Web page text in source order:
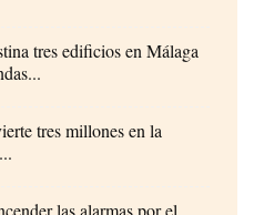
tres edificios en Málaga
tres millones en la
las alarmas por el